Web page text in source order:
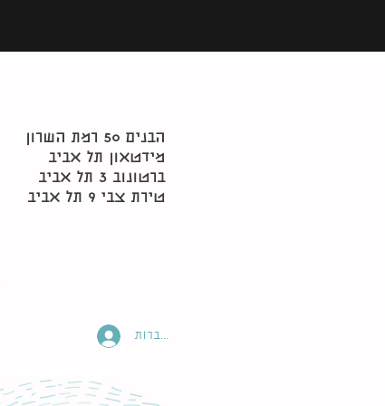
הבנים 50 רמת השרון
מידטאון תל אביב
ברטונוב 3 תל אביב
טירת צבי 9 תל אביב
להתחברות